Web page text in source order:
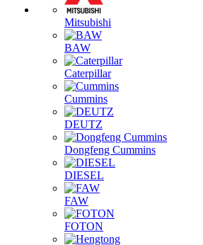
Mitsubishi
BAW
Caterpillar
Cummins
DEUTZ
Dongfeng Cummins
DIESEL
FAW
FOTON